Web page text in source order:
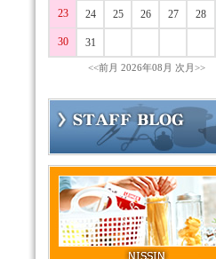
23 24 25 26 27 28
30 31
<<前月 2026年08月 次月>>